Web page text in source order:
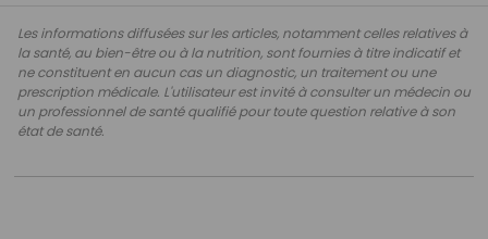
Les informations diffusées sur les articles, notamment celles relatives à
la santé, au bien-être ou à la nutrition, sont fournies à titre indicatif et
ne constituent en aucun cas un diagnostic, un traitement ou une
prescription médicale. L'utilisateur est invité à consulter un médecin ou
un professionnel de santé qualifié pour toute question relative à son
état de santé.